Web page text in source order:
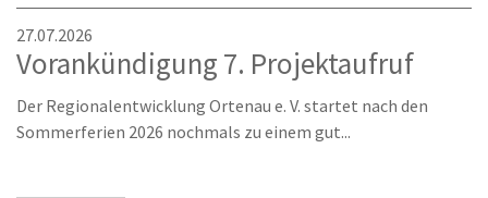
27.07.2026
Vorankündigung 7. Projektaufruf
Der Regionalentwicklung Ortenau e. V. startet nach den
Sommerferien 2026 nochmals zu einem gut...